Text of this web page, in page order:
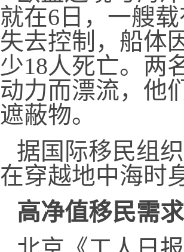
就在6日，一艘
失去控制，船体
少18人死亡。两
动力而漂流，他
遮蔽物。
据国际移民组
在穿越地中海时
高净值移民需